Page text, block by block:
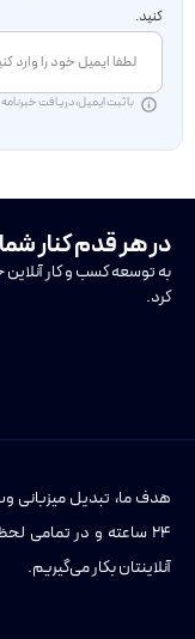
کنید.
با ثبت ایمیل، دریافت
در هر قدم کنار
به توسعه کسب و کار
کرد.
هدف ما، تبدیل
۲۴ ساعته و در تمامی
آنلاینتان بکار می‌گیریم.